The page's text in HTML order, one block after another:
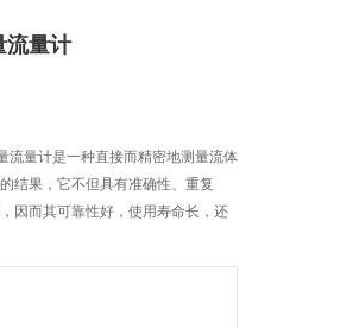
流量计
流量计是一种直接而精密地测量流体
结果，它不但具有准确性、重复
因而其可靠性好，使用寿命长，还